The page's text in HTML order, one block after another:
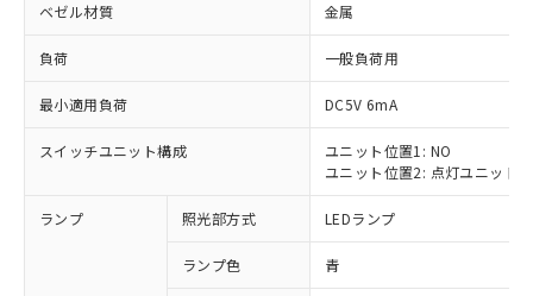
ベゼル材質 金属
負荷 一般負荷用
最小適用負荷 DC5V 6mA
スイッチユニット構成
ユニット位置1: NO
ユニット位置2: 点灯ユニット
ランプ 照光部方式 LEDランプ
ランプ色 青
非含有に対応した製品が提供可能な商品で